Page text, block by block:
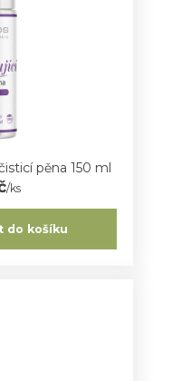
pěna 150 ml
/ks
do košíku